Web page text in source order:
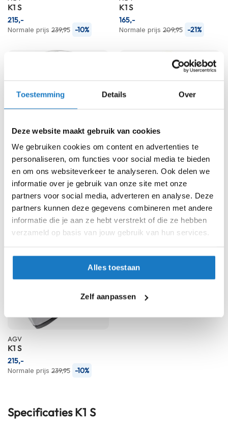
Toestemming Details Over
Deze website maakt gebruik van cookies
We gebruiken cookies om content en advertenties te
personaliseren, om functies voor social media te bieden
en om ons websiteverkeer te analyseren. Ook delen we
informatie over je gebruik van onze site met onze
partners voor social media, adverteren en analyse. Deze
partners kunnen deze gegevens combineren met andere
informatie die je aan ze hebt verstrekt of die ze hebben
verzameld op basis van jouw gebruik van hun services.
Alles toestaan
Zelf aanpassen
h
e
l
m
m
e
s
o
o
r
h
l
m
e
n
K
n
h
e
l
m
S
K1 S
Normale prijs 239,95 -10%
215,-
K1 S
Normale prijs 209,95 -21%
165,-
AGV
Normale prijs 199,95 -10%
AGV
K1 S
Normale prijs 279,95 -10%
AGV
K1 S
Normale prijs 239,95 -10%
215,-
Specificaties K1 S